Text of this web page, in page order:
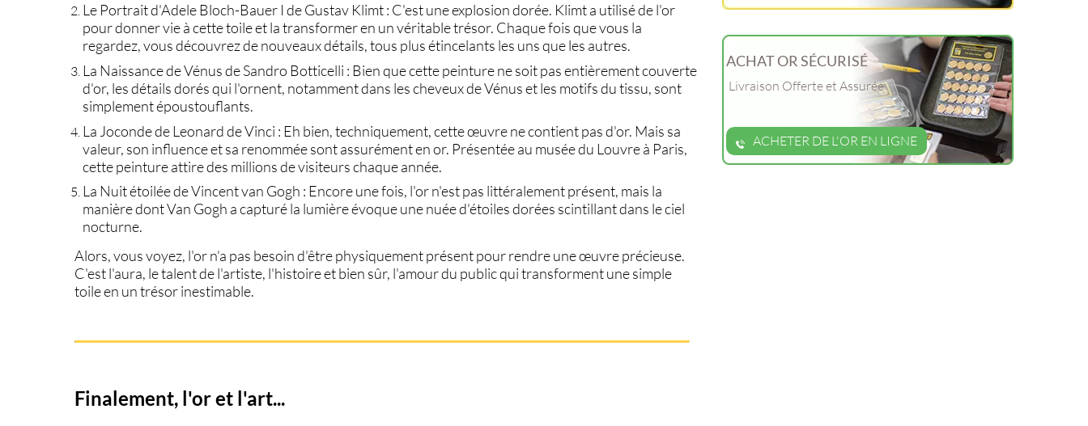
Le Portrait d'Adele Bloch-Bauer IdeGustav Klimt: C'est une explosion dorée. Klimt a utilisé de l'or
pour donner vie à cettetoileet la transformer en un véritable trésor. Chaque fois que vous la
regardez, vous découvrez de nouveaux détails, tous plus étincelants les uns que les autres.
La Naissance de VénusdeSandro Botticelli : Bien que cettepeinturene soit pas entièrement couverte
d'or, les détails dorés qui l'ornent, notamment dans les cheveux de Vénus et les motifs du tissu, sont
simplement époustouflants.
La JocondedeLeonard de Vinci : Eh bien, techniquement, cette œuvre ne contient pas d'or. Mais sa
valeur, son influence et sa renommée sont assurément en or. Présentée au musée du Louvreà Paris,
cettepeintureattire des millions de visiteurs chaque année.
La Nuit étoiléedeVincent van Gogh : Encore une fois, l'or n'est pas littéralement présent, mais la
manière dont Van Gogh a capturé la lumière évoque une nuée d'étoiles dorées scintillant dans le ciel
nocturne.
Alors, vous voyez, l'or n'a pas besoin d'être physiquement présent pour rendre une œuvre précieuse.
C'est l'aura, le talent de l'artiste, l'histoire et bien sûr, l'amour du public qui transforment une simple
toileen un trésor inestimable.
Finalement, l'or et l'art...
ACHAT OR SÉCURISÉ
Livraison Offerte et Assurée
ACHETER DE L'OR EN LIGNE